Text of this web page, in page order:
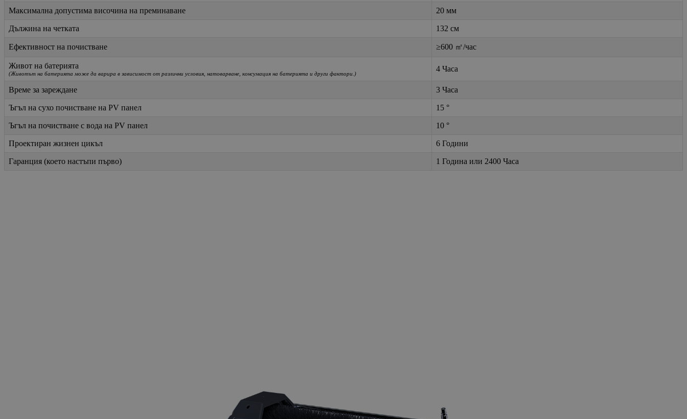
Максимална допустима височина на преминаване 20 мм
Дължина на четката 132 см
Ефективност на почистване ≥600 ㎡/час
Живот на батерията
(Животът на батерията може да варира в зависимост от различни условия, натоварване, консумация на батерията и други фактори.)
4 Часа
Време за зареждане 3 Часа
Ъгъл на сухо почистване на PV панел 15 °
Ъгъл на почистване с вода на PV панел 10 °
Проектиран жизнен цикъл 6 Години
Гаранция (което настъпи първо) 1 Година или 2400 Часа